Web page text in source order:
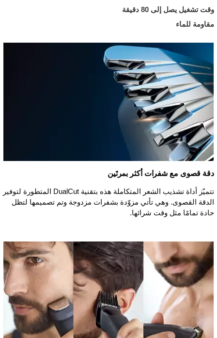
وقت تشغيل يصل إلى 80 دقيقة
مقاومة للماء
دقة قصوى مع شفرات أكثر بمرتَين
تتميّز أداة تشذيب الشعر المتكاملة هذه بتقنية DualCut المتطورة لتوفير
الدقة القصوى. وهي تأتي مزوّدة بشفرات مزدوجة وتم تصميمها لتظل
حادة تمامًا مثل وقت شرائها.